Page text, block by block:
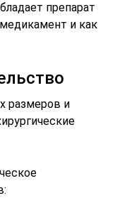
препарат
и как
размеров и